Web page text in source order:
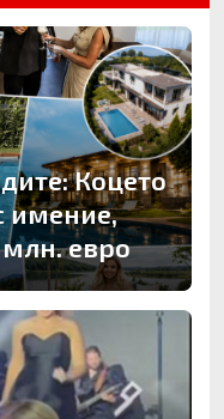
Коцето
имение,
евро